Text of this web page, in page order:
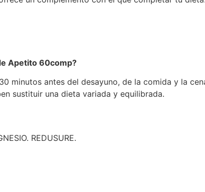
Apetito 60comp?
minutos antes del desayuno, de la comida y la
sustituir una dieta variada y equilibrada.
REDUSURE.